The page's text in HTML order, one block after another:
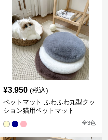
¥3,950 (税込)
ペットマット ふわふわ丸型クッ
ション猫用ペットマット
全3色